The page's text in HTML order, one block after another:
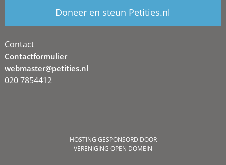
Doneer en steun Petities.nl
Contact
Contactformulier
webmaster@petities.nl
020 7854412
HOSTING GESPONSORD DOOR
VERENIGING OPEN DOMEIN